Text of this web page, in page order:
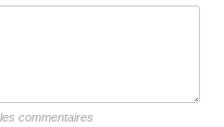
commentaires